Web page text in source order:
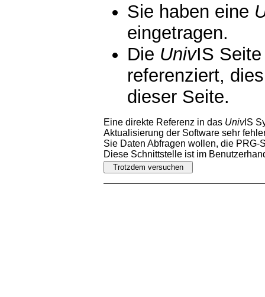
Sie haben eine
eingetragen.
Die UnivIS
referenziert,
dieser Seite.
Eine direkte Referenz in das UnivIS
Aktualisierung der Software sehr
Sie Daten Abfragen wollen, die PRG-
Diese Schnittstelle ist im